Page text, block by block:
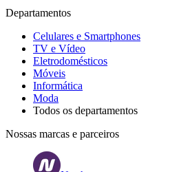
Departamentos
Celulares e Smartphones
TV e Vídeo
Eletrodomésticos
Móveis
Informática
Moda
Todos os departamentos
Nossas marcas e parceiros